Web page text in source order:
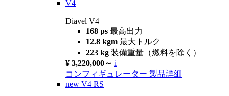
V4
Diavel V4
168 ps 最高出力
12.8 kgm 最大トルク
223 kg 装備重量（燃料を除く）
¥ 3,220,000～ i
コンフィギュレーター 製品詳細
new V4 RS